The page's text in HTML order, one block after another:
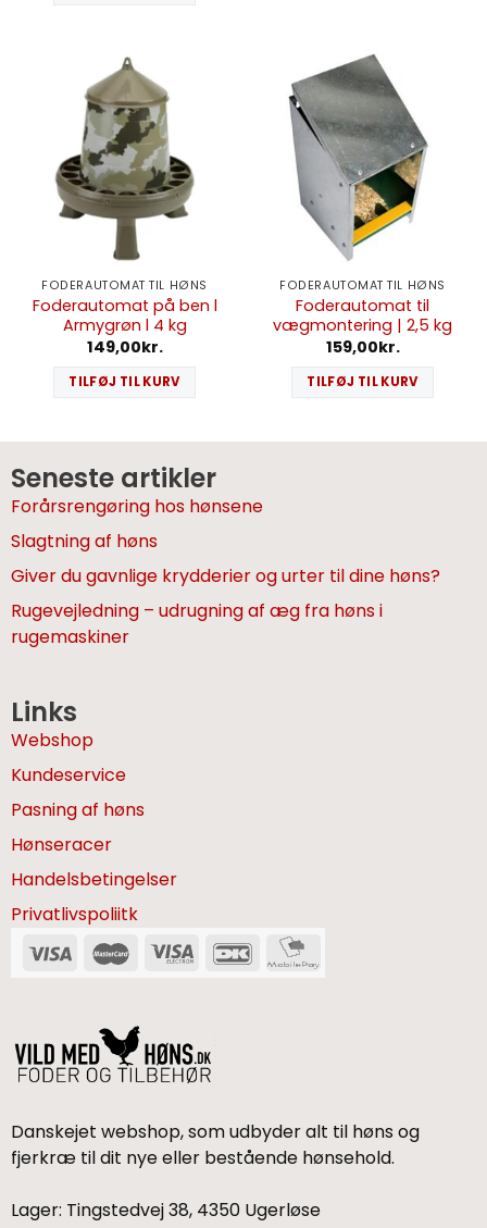
FODERAUTOMAT TIL HØNS
Foderautomat på ben l
Armygrøn l 4 kg
149,00kr.
TILFØJ TIL KURV
FODERAUTOMAT TIL HØNS
Foderautomat til
vægmontering | 2,5 kg
159,00kr.
TILFØJ TIL KURV
Danskejet webshop, som udbyder alt til høns og
fjerkræ til dit nye eller bestående hønsehold.
Lager: Tingstedvej 38, 4350 Ugerløse
Seneste artikler
Forårsrengøring hos hønsene
Slagtning af høns
Giver du gavnlige krydderier og urter til dine høns?
Rugevejledning – udrugning af æg fra høns i
rugemaskiner
Links
Webshop
Kundeservice
Pasning af høns
Hønseracer
Handelsbetingelser
Privatlivspoliitk